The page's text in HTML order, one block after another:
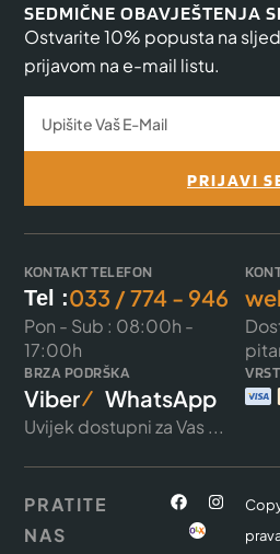
SEDMIČNE OBAVJEŠTENJA
Ostvarite 10% popusta na
prijavom na e-mail listu.
PRIJAVI
KONTAKT TELEFON
Tel :033 / 774 - 946
Pon - Sub : 08:00h -
17:00h
BRZA PODRŠKA
Viber WhatsApp
Uvijek dostupni za Vas ...
PRATITE
NAS